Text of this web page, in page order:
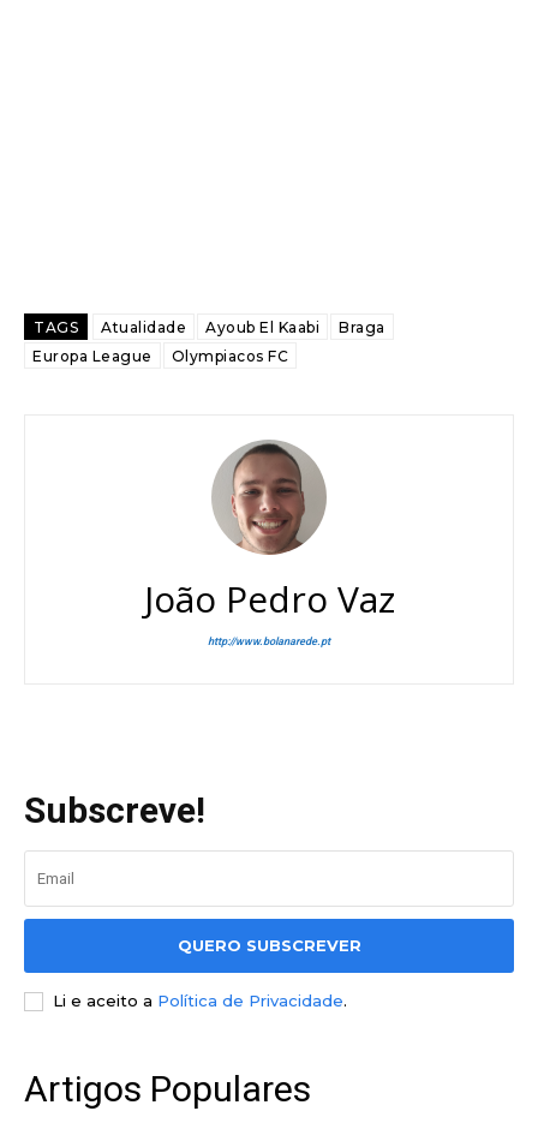
TAGS Atualidade Ayoub El Kaabi
Braga
Europa League
Olympiacos FC
João Pedro Vaz
http://www.bolanarede.pt
Subscreve!
QUERO SUBSCREVER
Li e aceito a Política de Privacidade.
Artigos Populares